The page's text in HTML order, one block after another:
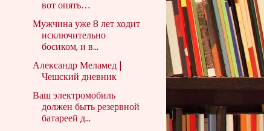
вот опять…
Мужчина уже 8 лет ходит
исключительно
босиком, и в...
Александр Меламед |
Чешский дневник
Ваш электромобиль
должен быть резервной
батареей д...